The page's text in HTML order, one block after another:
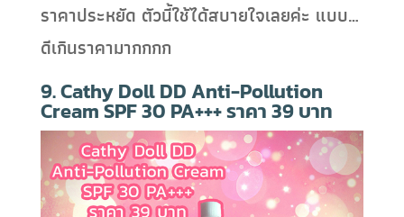
ราคาประหยัด ตัวนี้ใช้ได้สบายใจเลยค่ะ แบบ…
ดีเกินราคามากกกก
9. Cathy Doll DD Anti-Pollution
Cream SPF 30 PA+++ ราคา 39 บาท